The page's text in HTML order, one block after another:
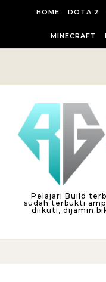
HOME DOTA 2
MINECRAFT
Pelajari Build
sudah terbukti
diikuti, dijamin